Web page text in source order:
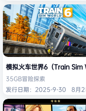
模拟火车世界6（Train
35GB冒险探索
发行日期：2025-9-30
8月2